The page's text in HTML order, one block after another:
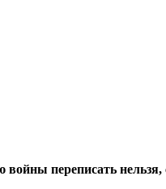
переписать нельзя,